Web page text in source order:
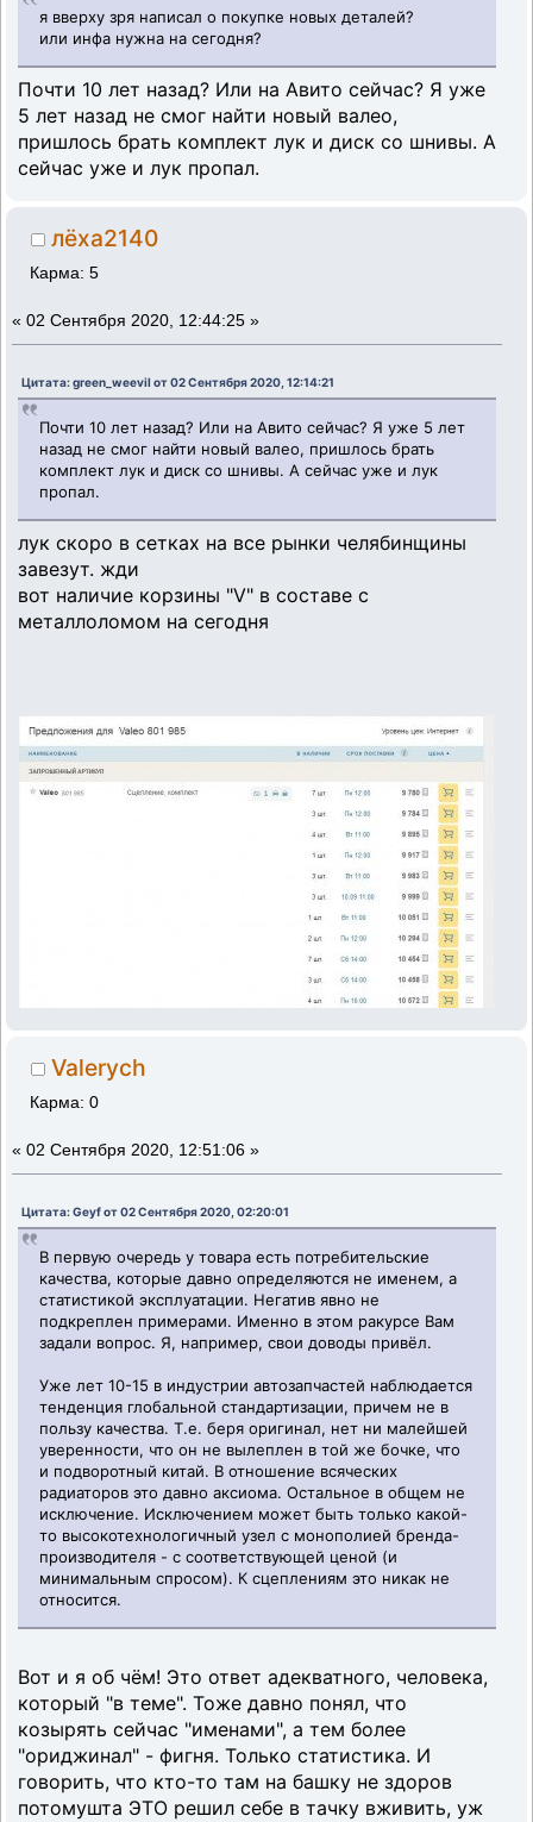
я вверху зря написал о покупке новых деталей?
или инфа нужна на сегодня?
Почти 10 лет назад? Или на Авито сейчас? Я уже
5 лет назад не смог найти новый валео,
пришлось брать комплект лук и диск со шнивы. А
сейчас уже и лук пропал.
лёха2140
Карма: 5
« 02 Сентября 2020, 12:44:25 »
Цитата: green_weevil от 02 Сентября 2020, 12:14:21
Почти 10 лет назад? Или на Авито сейчас? Я уже 5 лет
назад не смог найти новый валео, пришлось брать
комплект лук и диск со шнивы. А сейчас уже и лук
пропал.
лук скоро в сетках на все рынки челябинщины
завезут. жди
вот наличие корзины "V" в составе с
металлоломом на сегодня
Valerych
Карма: 0
« 02 Сентября 2020, 12:51:06 »
Цитата: Geyf от 02 Сентября 2020, 02:20:01
В первую очередь у товара есть потребительские
качества, которые давно определяются не именем, а
статистикой эксплуатации. Негатив явно не
подкреплен примерами. Именно в этом ракурсе Вам
задали вопрос. Я, например, свои доводы привёл.
Уже лет 10-15 в индустрии автозапчастей наблюдается
тенденция глобальной стандартизации, причем не в
пользу качества. Т.е. беря оригинал, нет ни малейшей
уверенности, что он не вылеплен в той же бочке, что
и подворотный китай. В отношение всяческих
радиаторов это давно аксиома. Остальное в общем не
исключение. Исключением может быть только какой-
то высокотехнологичный узел с монополией бренда-
производителя - с соответствующей ценой (и
минимальным спросом). К сцеплениям это никак не
относится.
Вот и я об чём! Это ответ адекватного, человека,
который "в теме". Тоже давно понял, что
козырять сейчас "именами", а тем более
"ориджинал" - фигня. Только статистика. И
говорить, что кто-то там на башку не здоров
потомушта ЭТО решил себе в тачку вживить, уж